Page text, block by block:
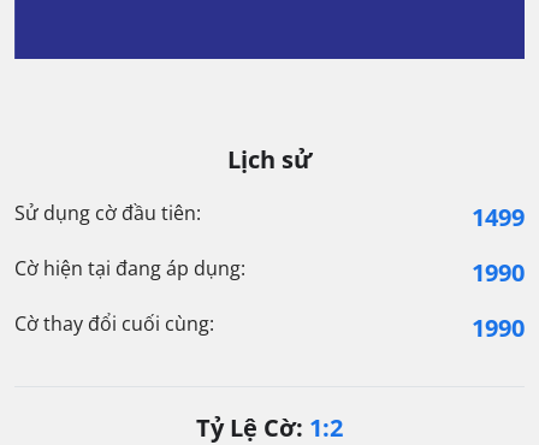
Lịch sử
Sử dụng cờ đầu tiên: 1499
Cờ hiện tại đang áp dụng: 1990
Cờ thay đổi cuối cùng: 1990
Tỷ Lệ Cờ: 1:2